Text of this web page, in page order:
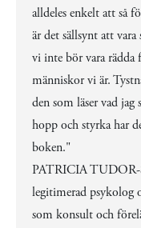
alldeles enkelt att så
är det sällsynt att
vi inte bör vara rädda
människor vi är.
den som läser vad
hopp och styrka har
boken."
PATRICIA
legitimerad psykolog
som konsult och